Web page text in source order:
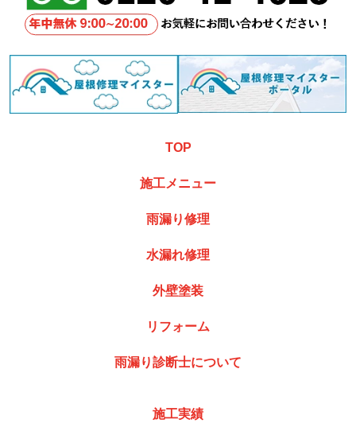
TOP
施工メニュー
雨漏り修理
水漏れ修理
外壁塗装
リフォーム
雨漏り診断士について
施工実績